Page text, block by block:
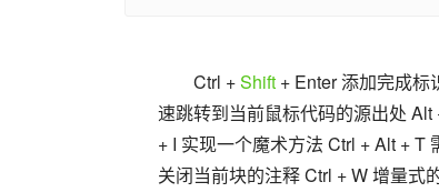
Ctrl + Shift + Enter 添加完成标
速跳转到当前鼠标代码的源出处
+ I 实现一个魔术方法 Ctrl + Alt + T
关闭当前块的注释 Ctrl + W 增量式